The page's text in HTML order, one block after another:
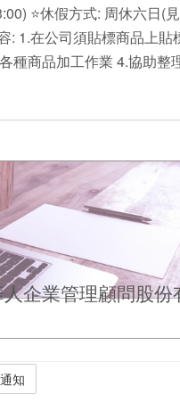
⭐休假方式: 周休六日(
: 1.在公司須貼標商品上貼
種商品加工作業 4.協助整
企業管理顧問股份